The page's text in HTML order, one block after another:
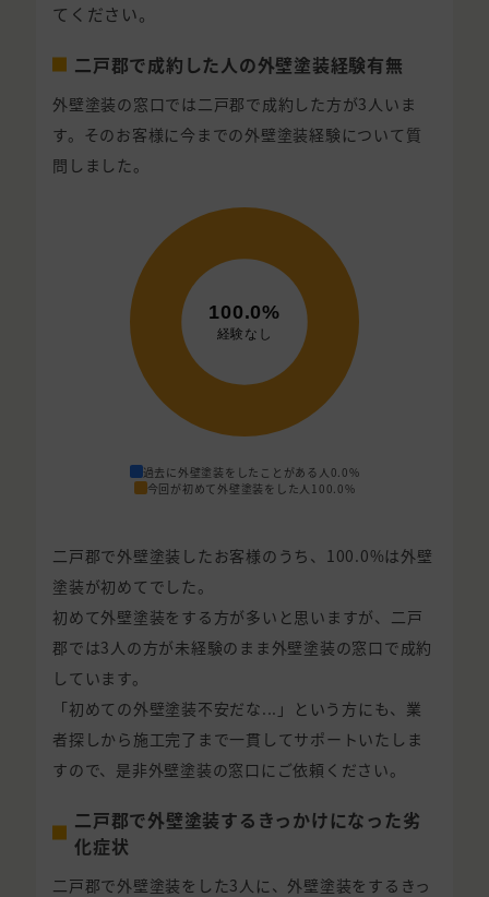
てください。
二戸郡で成約した人の外壁塗装経験有無
外壁塗装の窓口では二戸郡で成約した方が3人いま
す。そのお客様に今までの外壁塗装経験について質
問しました。
過去に外壁塗装をしたことがある人 0.0%
今回が初めて外壁塗装をした人 100.0%
二戸郡で外壁塗装したお客様のうち、100.0%は外壁
塗装が初めてでした。
初めて外壁塗装をする方が多いと思いますが、二戸
郡では3人の方が未経験のまま外壁塗装の窓口で成約
しています。
「初めての外壁塗装不安だな...」という方にも、業
者探しから施工完了まで一貫してサポートいたしま
すので、是非外壁塗装の窓口にご依頼ください。
二戸郡で外壁塗装するきっかけになった劣
化症状
二戸郡で外壁塗装をした3人に、外壁塗装をするきっ